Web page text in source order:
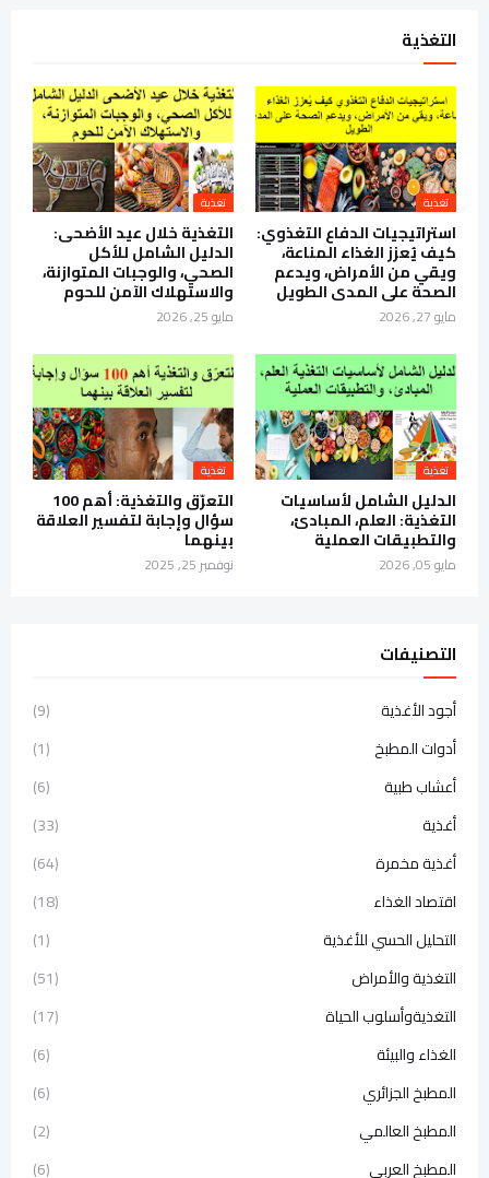
التغذية
تغذية
استراتيجيات الدفاع التغذوي:
كيف يُعزز الغذاء المناعة،
ويقي من الأمراض، ويدعم
الصحة على المدى الطويل
مايو 27, 2026
تغذية
التغذية خلال عيد الأضحى:
الدليل الشامل للأكل
الصحي، والوجبات المتوازنة،
والاستهلاك الآمن للحوم
مايو 25, 2026
تغذية
الدليل الشامل لأساسيات
التغذية: العلم، المبادئ،
والتطبيقات العملية
مايو 05, 2026
تغذية
التعرّق والتغذية: أهم 100
سؤال وإجابة لتفسير العلاقة
بينهما
نوفمبر 25, 2025
التصنيفات
أجود الأغذية
(9)
أدوات المطبخ
(1)
أعشاب طبية
(6)
أغذية
(33)
أغذية مخمرة
(64)
اقتصاد الغذاء
(18)
التحليل الحسي للأغذية
(1)
التغذية والأمراض
(51)
التغذيةوأسلوب الحياة
(17)
الغذاء والبيئة
(6)
المطبخ الجزائري
(6)
المطبخ العالمي
(2)
المطبخ العربي
(6)